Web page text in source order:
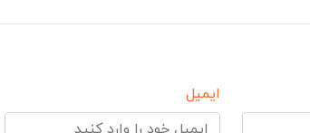
ایمیل